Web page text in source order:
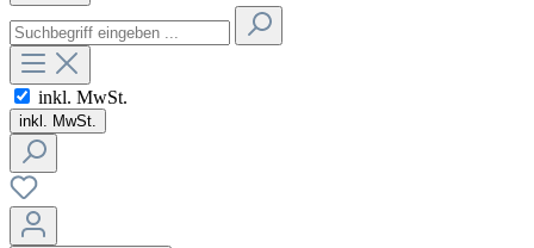
inkl. MwSt.
inkl. MwSt.